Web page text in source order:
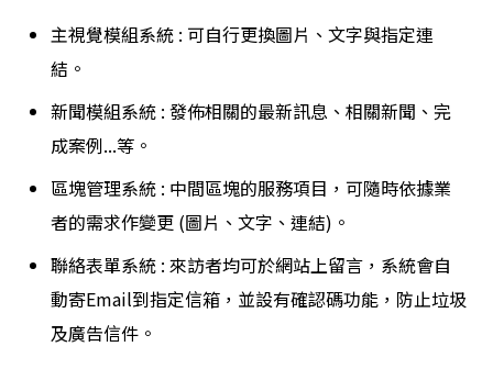
主視覺模組系統 : 可自行更換圖片、文字與指定連
結。
新聞模組系統 : 發佈相關的最新訊息、相關新聞、完
成案例...等。
區塊管理系統 : 中間區塊的服務項目，可隨時依據業
者的需求作變更 (圖片、文字、連結)。
聯絡表單系統 : 來訪者均可於網站上留言，系統會自
動寄Email到指定信箱，並設有確認碼功能，防止垃圾
及廣告信件。